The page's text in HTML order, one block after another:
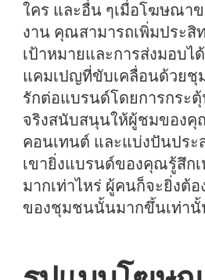
ใคร และอื่น ๆเมื่อโฆษณา
งาน คุณสามารถเพิ่มประสิ
เป้าหมายและการส่งมอบไ
แคมเปญที่ขับเคลื่อนด้วยชุ
รักต่อแบรนด์โดยการกระ
จริงสนับสนุนให้ผู้ชมของคุ
คอนเทนต์ และแบ่งปันปร
เขายิ่งแบรนด์ของคุณรู้สึก
มากเท่าไหร่ ผู้คนก็จะยิ่งต้
ของชุมชนนั้นมากขึ้นเท่านั้